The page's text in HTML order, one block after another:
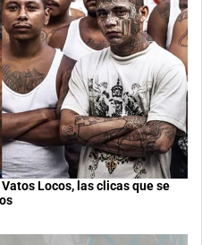
Locos, las clicas que se